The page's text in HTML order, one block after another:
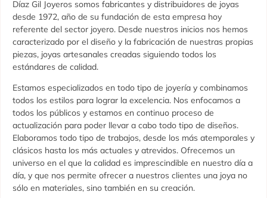
Díaz Gil Joyeros somos fabricantes y distribuidores de joyas
desde 1972, año de su fundación de esta empresa hoy
referente del sector joyero. Desde nuestros inicios nos hemos
caracterizado por el diseño y la fabricación de nuestras propias
piezas, joyas artesanales creadas siguiendo todos los
estándares de calidad.
Estamos especializados en todo tipo de joyería y combinamos
todos los estilos para lograr la excelencia. Nos enfocamos a
todos los públicos y estamos en continuo proceso de
actualización para poder llevar a cabo todo tipo de diseños.
Elaboramos todo tipo de trabajos, desde los más atemporales y
clásicos hasta los más actuales y atrevidos. Ofrecemos un
universo en el que la calidad es imprescindible en nuestro día a
día, y que nos permite ofrecer a nuestros clientes una joya no
sólo en materiales, sino también en su creación.